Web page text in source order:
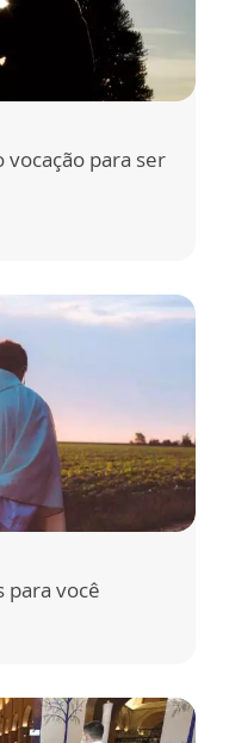
vocação para ser
para você